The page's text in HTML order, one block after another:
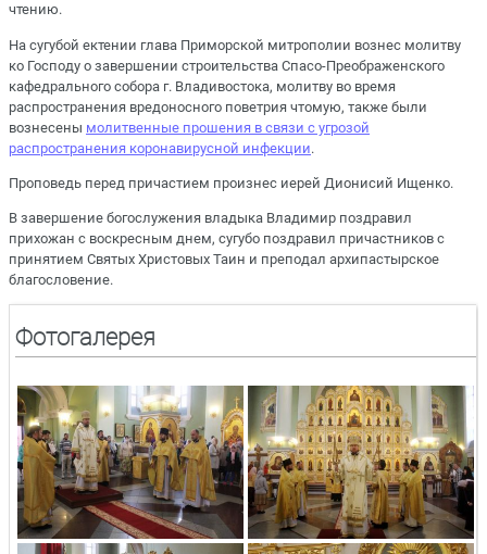
чтению.
На сугубой ектении глава Приморской митрополии вознес молитву
ко Господу о завершении строительства Спасо-Преображенского
кафедрального собора г. Владивостока, молитву во время
распространения вредоносного поветрия чтомую, также были
вознесены молитвенные прошения в связи с угрозой
распространения коронавирусной инфекции.
Проповедь перед причастием произнес иерей Дионисий Ищенко.
В завершение богослужения владыка Владимир поздравил
прихожан с воскресным днем, сугубо поздравил причастников с
принятием Святых Христовых Таин и преподал архипастырское
благословение.
Фотогалерея